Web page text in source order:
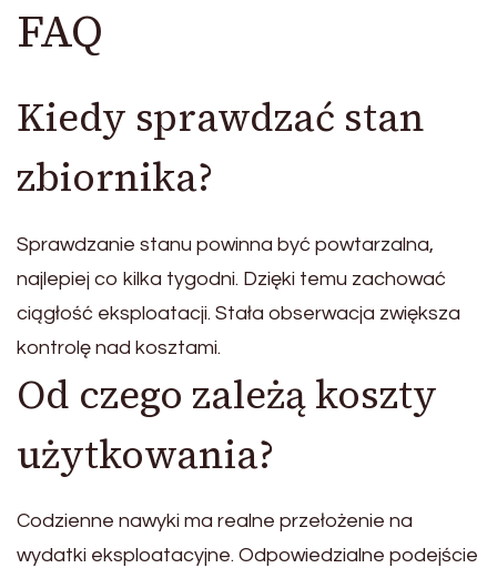
FAQ
Kiedy sprawdzać stan
zbiornika?
Sprawdzanie stanu powinna być powtarzalna,
najlepiej co kilka tygodni. Dzięki temu zachować
ciągłość eksploatacji. Stała obserwacja zwiększa
kontrolę nad kosztami.
Od czego zależą koszty
użytkowania?
Codzienne nawyki ma realne przełożenie na
wydatki eksploatacyjne. Odpowiedzialne podejście